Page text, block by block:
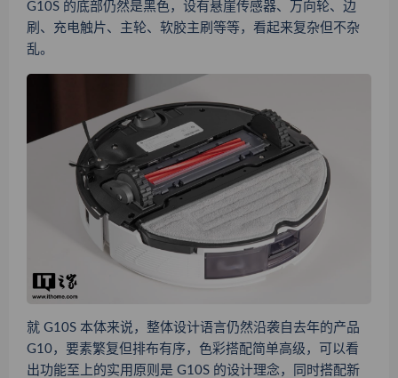
G10S 的底部仍然是黑色，设有悬崖传感器、万向轮、边
刷、充电触片、主轮、软胶主刷等等，看起来复杂但不杂
乱。
就 G10S 本体来说，整体设计语言仍然沿袭自去年的产品
G10，要素繁复但排布有序，色彩搭配简单高级，可以看
出功能至上的实用原则是 G10S 的设计理念，同时搭配新